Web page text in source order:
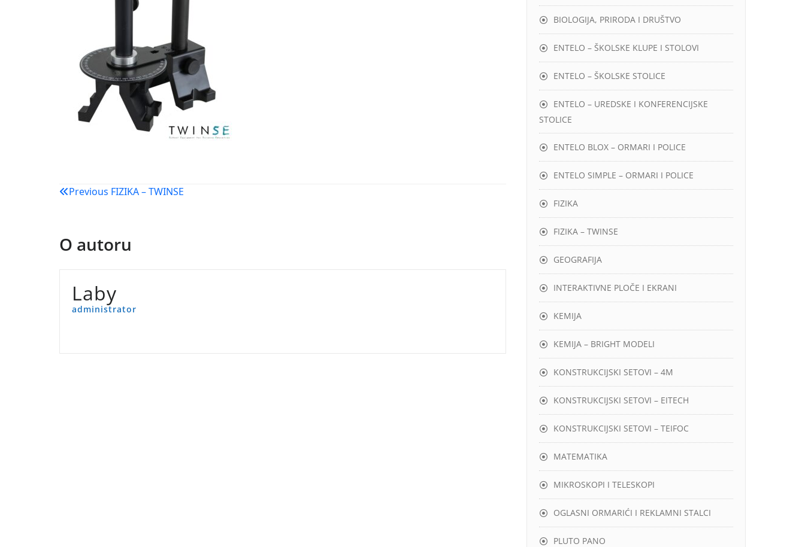
Navigacija
Previous FIZIKA – TWINSE
O autoru
Laby
administrator
BIOLOGIJA, PRIRODA I DRUŠTVO
ENTELO – ŠKOLSKE KLUPE I STOLOVI
ENTELO – ŠKOLSKE STOLICE
ENTELO – UREDSKE I KONFERENCIJSKE
STOLICE
ENTELO BLOX – ORMARI I POLICE
ENTELO SIMPLE – ORMARI I POLICE
FIZIKA
FIZIKA – TWINSE
GEOGRAFIJA
INTERAKTIVNE PLOČE I EKRANI
KEMIJA
KEMIJA – BRIGHT MODELI
KONSTRUKCIJSKI SETOVI – 4M
KONSTRUKCIJSKI SETOVI – EITECH
KONSTRUKCIJSKI SETOVI – TEIFOC
MATEMATIKA
MIKROSKOPI I TELESKOPI
OGLASNI ORMARIĆI I REKLAMNI STALCI
PLUTO PANO